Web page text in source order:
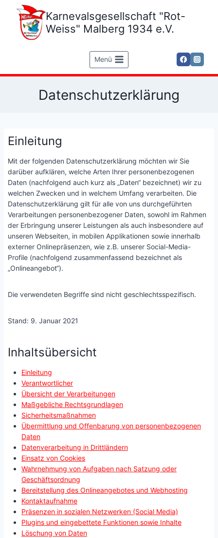
springen
Karnevalsgesellschaft "Rot-
Weiss" Malberg 1934 e.V.
Menü
Datenschutzerklärung
Einleitung
Mit der folgenden Datenschutzerklärung möchten wir Sie
darüber aufklären, welche Arten Ihrer personenbezogenen
Daten (nachfolgend auch kurz als „Daten“ bezeichnet) wir zu
welchen Zwecken und in welchem Umfang verarbeiten. Die
Datenschutzerklärung gilt für alle von uns durchgeführten
Verarbeitungen personenbezogener Daten, sowohl im Rahmen
der Erbringung unserer Leistungen als auch insbesondere auf
unseren Webseiten, in mobilen Applikationen sowie innerhalb
externer Onlinepräsenzen, wie z.B. unserer Social-Media-
Profile (nachfolgend zusammenfassend bezeichnet als
„Onlineangebot“).
Die verwendeten Begriffe sind nicht geschlechtsspezifisch.
Stand: 9. Januar 2021
Inhaltsübersicht
Einleitung
Verantwortlicher
Übersicht der Verarbeitungen
Maßgebliche Rechtsgrundlagen
Sicherheitsmaßnahmen
Übermittlung und Offenbarung von personenbezogenen
Daten
Datenverarbeitung in Drittländern
Einsatz von Cookies
Wahrnehmung von Aufgaben nach Satzung oder
Geschäftsordnung
Bereitstellung des Onlineangebotes und Webhosting
Kontaktaufnahme
Präsenzen in sozialen Netzwerken (Social Media)
Plugins und eingebettete Funktionen sowie Inhalte
Löschung von Daten